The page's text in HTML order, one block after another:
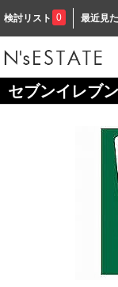
検討リスト 0 最近見
セブンイレブ